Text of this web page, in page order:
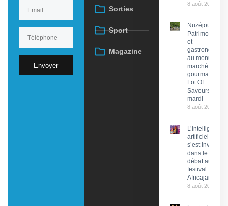
Envoyer
Sorties
Sport
Magazine
8 août 2026
Nuzéjouls :
Patrimoine
et
gastronomie
au menu du
marché
gourmand
Lot Of
Saveurs ce
mardi
8 août 2026
L’intelligence
artificielle
s’est invitée
dans le
débat au
festival
Africajarc
8 août 2026